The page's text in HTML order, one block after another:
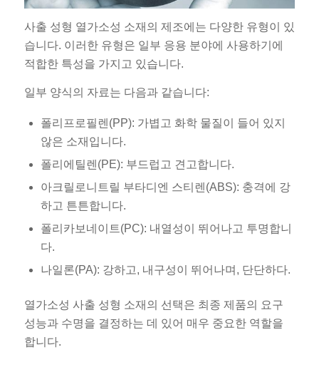
사출 성형 열가소성 소재의 제조에는 다양한 유형이 있
습니다. 이러한 유형은 일부 응용 분야에 사용하기에
적합한 특성을 가지고 있습니다.
일부 양식의 자료는 다음과 같습니다:
폴리프로필렌(PP): 가볍고 화학 물질이 들어 있지
않은 소재입니다.
폴리에틸렌(PE): 부드럽고 견고합니다.
아크릴로니트릴 부타디엔 스티렌(ABS): 충격에 강
하고 튼튼합니다.
폴리카보네이트(PC): 내열성이 뛰어나고 투명합니
다.
나일론(PA): 강하고, 내구성이 뛰어나며, 단단하다.
열가소성 사출 성형 소재의 선택은 최종 제품의 요구
성능과 수명을 결정하는 데 있어 매우 중요한 역할을
합니다.